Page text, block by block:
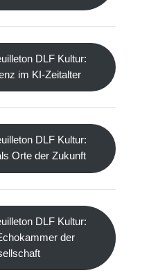
DLF Kultur:
im KI-Zeitalter
DLF Kultur:
Orte der Zukunft
DLF Kultur:
der